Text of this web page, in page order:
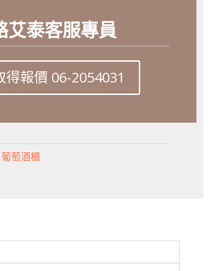
艾泰客服專員
得報價 06-2054031
葡萄酒櫃